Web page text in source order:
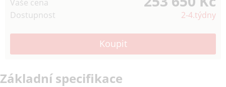
Vaše cena
Dostupnost 2-4.týdny
Základní specifikace